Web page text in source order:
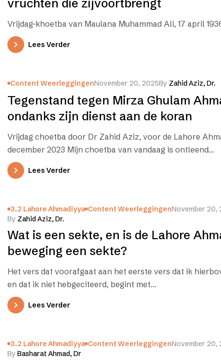
vruchten die zijvoortbrengt
Vrijdag-khoetba van Maulana Muhammad Ali, 17 april
Lees Verder
Content WeerleggingenNovember 20, 2025By Zahid Aziz, Dr.
Tegenstand tegen Mirza Ghulam
ondanks zijn dienst aan de koran
Vrijdag choetba door Dr Zahid Aziz, voor de Lahore
december 2023 Mijn choetba van vandaag is ontleend…
Lees Verder
3.2 Lahore Ahmadiyya Content WeerleggingenNovember 20,
By Zahid Aziz, Dr.
Wat is een sekte, en is de Lahore
beweging een sekte?
Het vers dat voorafgaat aan het eerste vers dat ik
en dat ik niet hebgeciteerd, begint met…
Lees Verder
3.2 Lahore Ahmadiyya Content WeerleggingenNovember 20,
By Basharat Ahmad, Dr